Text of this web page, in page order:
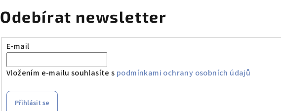
ý
i
s
u
Odebírat newsletter
E-mail
Vložením e-mailu souhlasíte s podmínkami ochrany osobních údajů
Přihlásit se